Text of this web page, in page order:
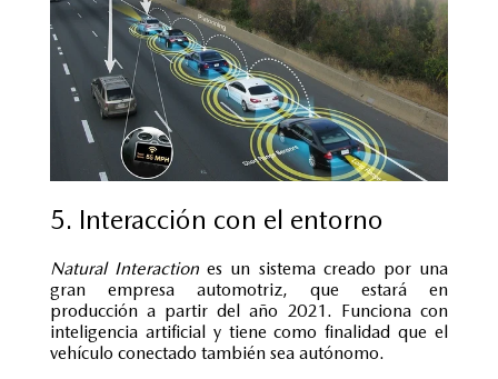
5. Interacción con el entorno
Natural Interactiones un sistema creado por una
gran empresa automotriz, que estará en
producción a partir del año 2021. Funciona con
inteligencia artificial y tiene como finalidad que el
vehículo conectado también sea autónomo.